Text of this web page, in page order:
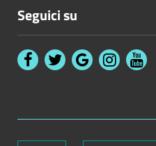
Seguici su